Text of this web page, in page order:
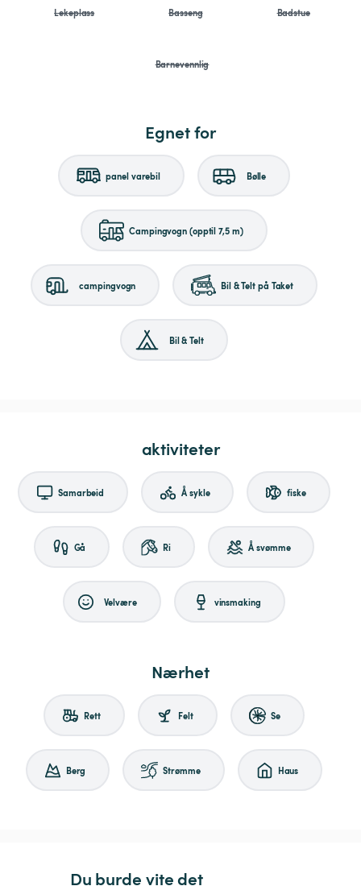
Lekeplass Basseng Badstue
Barnevennlig
Egnet for
panel varebil Bølle
Campingvogn (opptil 7,5 m)
campingvogn Bil & Telt på Taket
Bil & Telt
aktiviteter
Samarbeid Å sykle fiske
Gå Ri Å svømme
Velvære vinsmaking
Nærhet
Rett Felt Se
Berg Strømme Haus
Du burde vite det